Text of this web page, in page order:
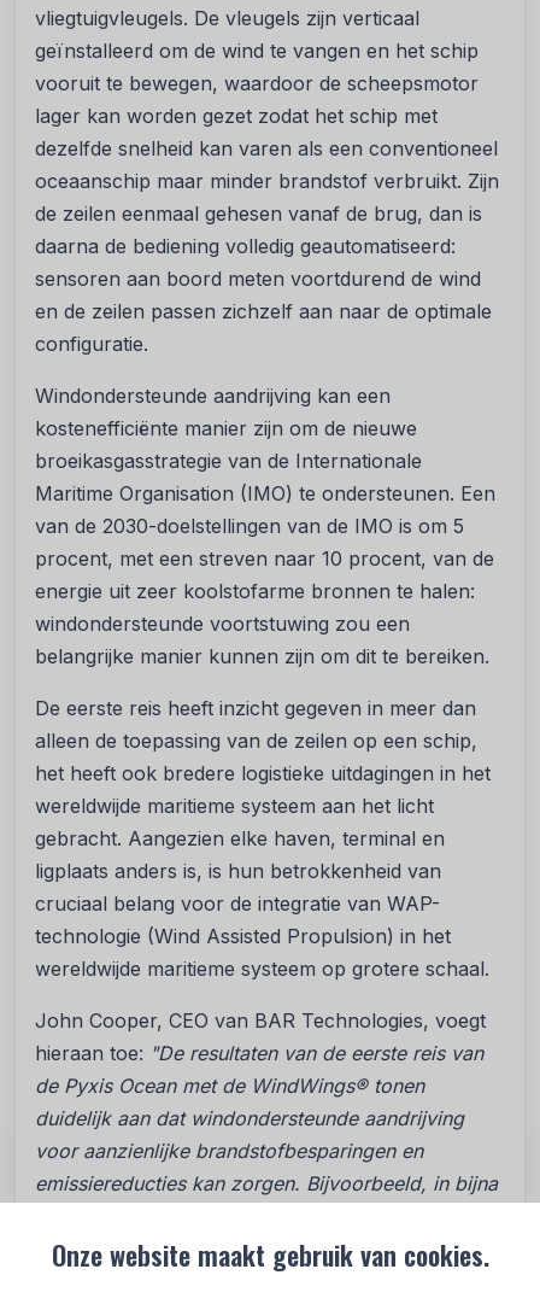
Onze website maakt gebruik van cookies.
vliegtuigvleugels. De vleugels zijn verticaal
geïnstalleerd om de wind te vangen en het schip
vooruit te bewegen, waardoor de scheepsmotor
lager kan worden gezet zodat het schip met
dezelfde snelheid kan varen als een conventioneel
oceaanschip maar minder brandstof verbruikt. Zijn
de zeilen eenmaal gehesen vanaf de brug, dan is
daarna de bediening volledig geautomatiseerd:
sensoren aan boord meten voortdurend de wind
en de zeilen passen zichzelf aan naar de optimale
configuratie.
Windondersteunde aandrijving kan een
kostenefficiënte manier zijn om de nieuwe
broeikasgasstrategie van de Internationale
Maritime Organisation (IMO) te ondersteunen. Een
van de 2030-doelstellingen van de IMO is om 5
procent, met een streven naar 10 procent, van de
energie uit zeer koolstofarme bronnen te halen:
windondersteunde voortstuwing zou een
belangrijke manier kunnen zijn om dit te bereiken.
De eerste reis heeft inzicht gegeven in meer dan
alleen de toepassing van de zeilen op een schip,
het heeft ook bredere logistieke uitdagingen in het
wereldwijde maritieme systeem aan het licht
gebracht. Aangezien elke haven, terminal en
ligplaats anders is, is hun betrokkenheid van
cruciaal belang voor de integratie van WAP-
technologie (Wind Assisted Propulsion) in het
wereldwijde maritieme systeem op grotere schaal.
John Cooper, CEO van BAR Technologies, voegt
hieraan toe: "De resultaten van de eerste reis van
de Pyxis Ocean met de WindWings® tonen
duidelijk aan dat windondersteunde aandrijving
voor aanzienlijke brandstofbesparingen en
emissiereducties kan zorgen. Bijvoorbeeld, in bijna
open zee, behaalde de Pyxis Ocean een